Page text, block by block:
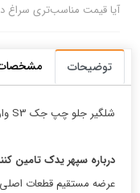
آیا قیمت مناسب‌تری سراغ
توضیحات
شلگیر جلو چپ جک S3 وارداتی
درباره سپهر یدک تامین
عرضه مستقیم قطعات اصلی